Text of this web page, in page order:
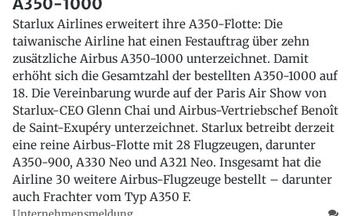
Starlux Airlines erweitert ihre A350-Flotte: Die
taiwanische Airline hat einen Festauftrag über zehn
zusätzliche Airbus A350-1000 unterzeichnet. Damit
erhöht sich die Gesamtzahl der bestellten A350-1000 auf
18. Die Vereinbarung wurde auf der Paris Air Show von
Starlux-CEO Glenn Chai und Airbus-Vertriebschef Benoît
de Saint-Exupéry unterzeichnet. Starlux betreibt derzeit
eine reine Airbus-Flotte mit 28 Flugzeugen, darunter
A350-900, A330 Neo und A321 Neo. Insgesamt hat die
Airline 30 weitere Airbus-Flugzeuge bestellt – darunter
auch Frachter vom Typ A350 F.